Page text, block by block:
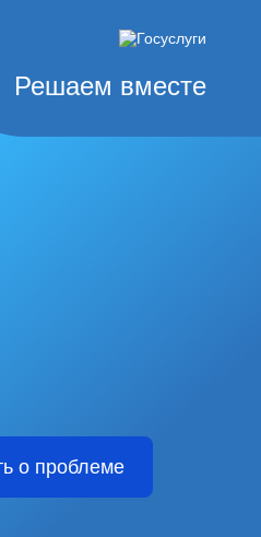
Решаем вместе
о проблеме